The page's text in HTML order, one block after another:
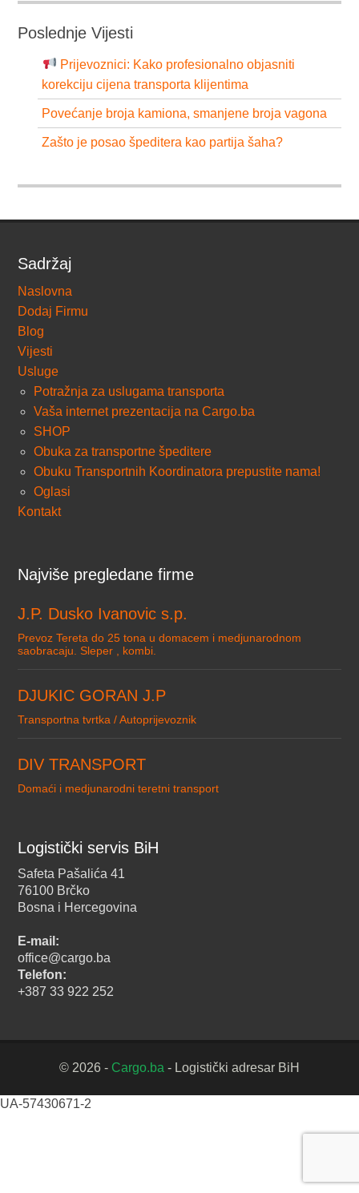
Poslednje Vijesti
Prijevoznici: Kako profesionalno objasniti
korekciju cijena transporta klijentima
Povećanje broja kamiona, smanjene broja vagona
Zašto je posao špeditera kao partija šaha?
Sadržaj
Naslovna
Dodaj Firmu
Blog
Vijesti
Usluge
Potražnja za uslugama transporta
Vaša internet prezentacija na Cargo.ba
SHOP
Obuka za transportne špeditere
Obuku Transportnih Koordinatora prepustite nama!
Oglasi
Kontakt
Najviše pregledane firme
J.P. Dusko Ivanovic s.p.
Prevoz Tereta do 25 tona u domacem i medjunarodnom
saobracaju. Sleper , kombi.
DJUKIC GORAN J.P
Transportna tvrtka / Autoprijevoznik
DIV TRANSPORT
Domaći i medjunarodni teretni transport
Logistički servis BiH
Safeta Pašalića 41
76100 Brčko
Bosna i Hercegovina
E-mail:
office@cargo.ba
Telefon:
+387 33 922 252
© 2026 - Cargo.ba - Logistički adresar BiH
UA-57430671-2